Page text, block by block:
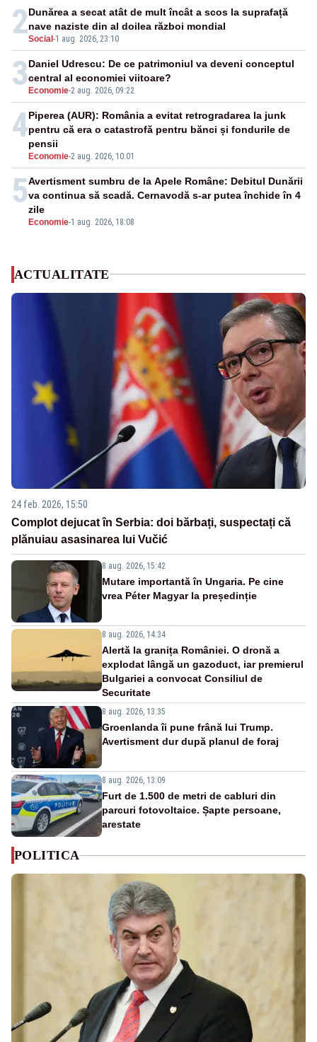
2Social-1 aug. 2026, 23:10
Dunărea a secat atât de mult încât a scos la suprafață
nave naziste din al doilea război mondial
3Economie-2 aug. 2026, 09:22
Daniel Udrescu: De ce patrimoniul va deveni conceptul
central al economiei viitoare?
4
Economie-2 aug. 2026, 10:01
Piperea (AUR): România a evitat retrogradarea la junk
pentru că era o catastrofă pentru bănci și fondurile de
pensii
5
Economie-1 aug. 2026, 18:08
Avertisment sumbru de la Apele Române: Debitul Dunării
va continua să scadă. Cernavodă s-ar putea închide în 4
zile
ACTUALITATE
24 feb. 2026, 15:50
Complot dejucat în Serbia: doi bărbați, suspectați că
plănuiau asasinarea lui Vučić
8 aug. 2026, 15:42
Mutare importantă în Ungaria. Pe cine
vrea Péter Magyar la președinție
8 aug. 2026, 14:34
Alertă la granița României. O dronă a
explodat lângă un gazoduct, iar premierul
Bulgariei a convocat Consiliul de
Securitate
8 aug. 2026, 13:35
Groenlanda îi pune frână lui Trump.
Avertisment dur după planul de foraj
8 aug. 2026, 13:09
Furt de 1.500 de metri de cabluri din
parcuri fotovoltaice. Șapte persoane,
arestate
POLITICA